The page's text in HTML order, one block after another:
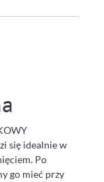
się idealnie w
Po
go mieć przy